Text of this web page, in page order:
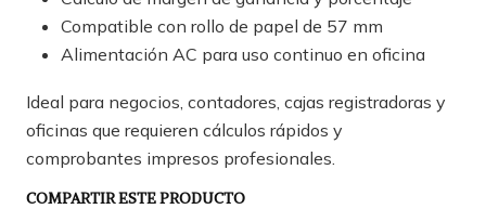
Compatible con rollo de papel de 57 mm
Alimentación AC para uso continuo en oficina
Ideal para negocios, contadores, cajas registradoras y
oficinas que requieren cálculos rápidos y
comprobantes impresos profesionales.
COMPARTIR ESTE PRODUCTO